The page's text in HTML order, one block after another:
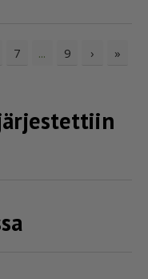
7 ... 9 › »